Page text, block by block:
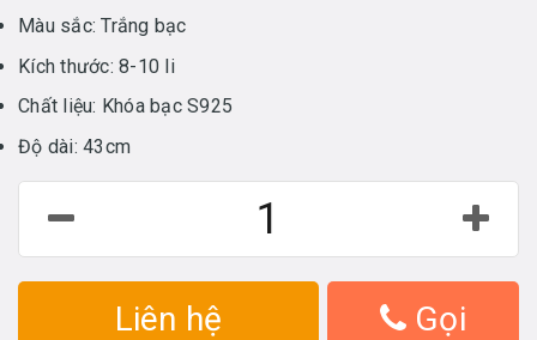
Màu sắc: Trắng bạc
Kích thước: 8-10 li
Chất liệu: Khóa bạc S925
Độ dài: 43cm
Liên hệ Gọi